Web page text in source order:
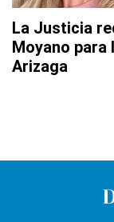
La Justicia
Moyano para
Arizaga